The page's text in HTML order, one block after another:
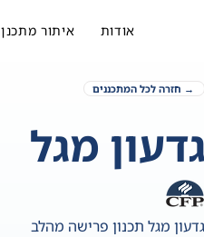
אודות איתור מתכנן
→ חזרה לכל המתכננים
גדעון מגל
גדעון מגל תכנון פרישה מהלב